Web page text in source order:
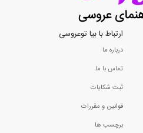
ارتباط با بیا توعروسی
درباره ما
تماس با ما
ثبت شکایات
قوانین و مقررات
برچسب ها